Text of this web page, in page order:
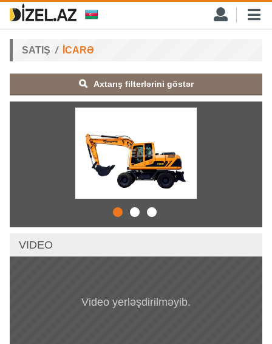
SATIŞ İCARƏ
Axtarış filterlərini göstər
VIDEO
Video yerləşdirilməyib.